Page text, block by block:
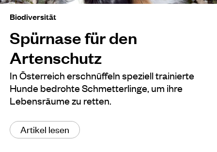
Biodiversität
Spürnase für den
Artenschutz
In Österreich erschnüffeln speziell trainierte
Hunde bedrohte Schmetterlinge, um ihre
Lebensräume zu retten.
Artikel lesen